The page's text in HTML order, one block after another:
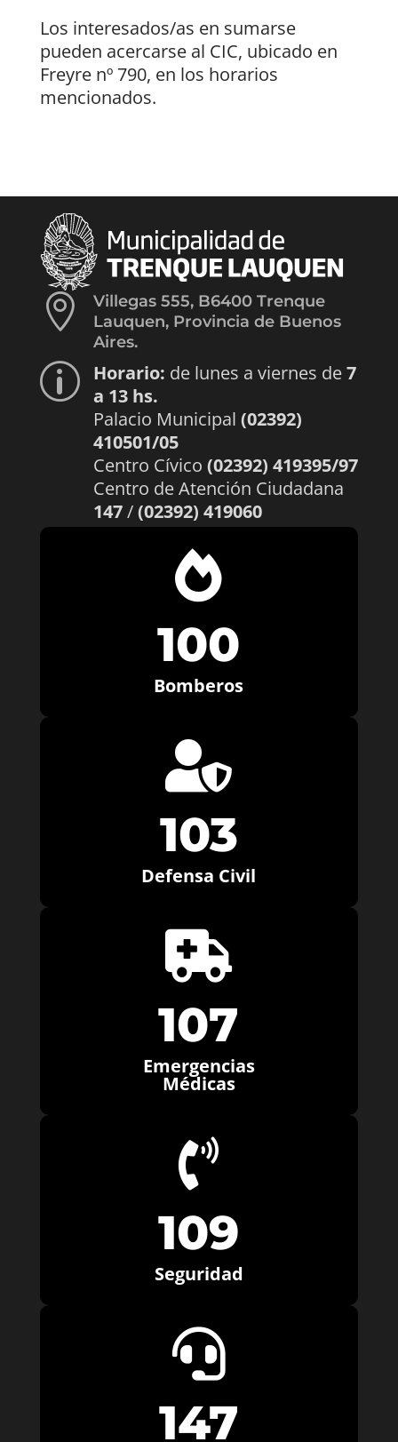
Los interesados/as en sumarse
pueden acercarse al CIC, ubicado en
Freyre nº 790, en los horarios
mencionados.

Villegas 555, B6400 Trenque
Lauquen, Provincia de Buenos
Aires.
p Horario: de lunes a viernes de7
a 13 hs.
Palacio Municipal (02392)
410501/05
Centro Cívico (02392) 419395/97
Centro de Atención Ciudadana
147/(02392) 419060

100
Bomberos

103
Defensa Civil

107
Emergencias
Médicas

109
Seguridad

147